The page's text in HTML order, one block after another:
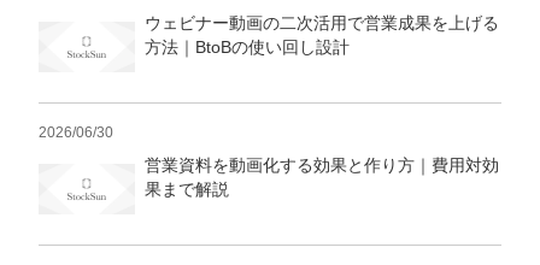
ウェビナー動画の二次活用で営業成果を上げる
方法｜BtoBの使い回し設計
2026/06/30
営業資料を動画化する効果と作り方｜費用対効
果まで解説